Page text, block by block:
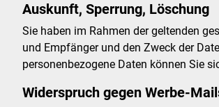
Auskunft, Sperrung, Löschung
Sie haben im Rahmen der geltenden
und Empfänger und den Zweck der
personenbezogene Daten können Sie
Widerspruch gegen Werbe-